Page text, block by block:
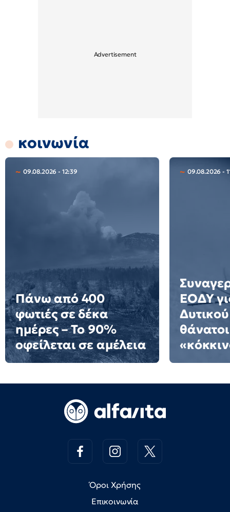
κοινωνία
09.08.2026 - 12:39
Πάνω από 400
φωτιές σε δέκα
ημέρες – Το 90%
οφείλεται σε αμέλεια
09.08.2026 -
ΕΟΔΥ
Όροι Χρήσης
Επικοινωνία